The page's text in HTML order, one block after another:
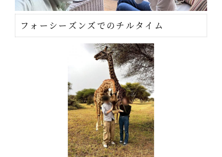
フォーシーズンズでのチルタイム